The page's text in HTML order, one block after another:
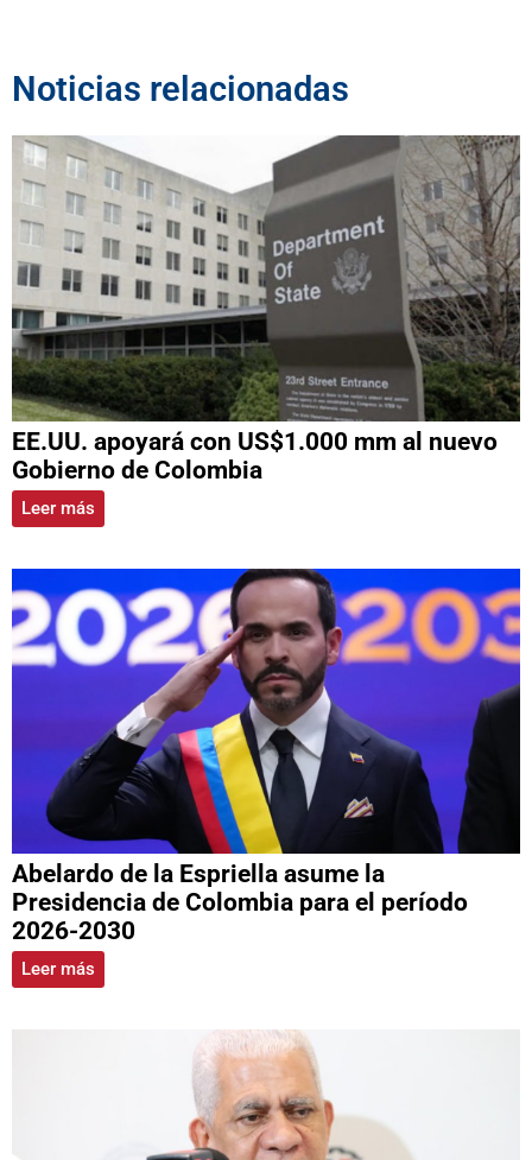
Noticias relacionadas
EE.UU. apoyará con US$1.000 mm al nuevo
Gobierno de Colombia
Leer más
Abelardo de la Espriella asume la
Presidencia de Colombia para el período
2026-2030
Leer más